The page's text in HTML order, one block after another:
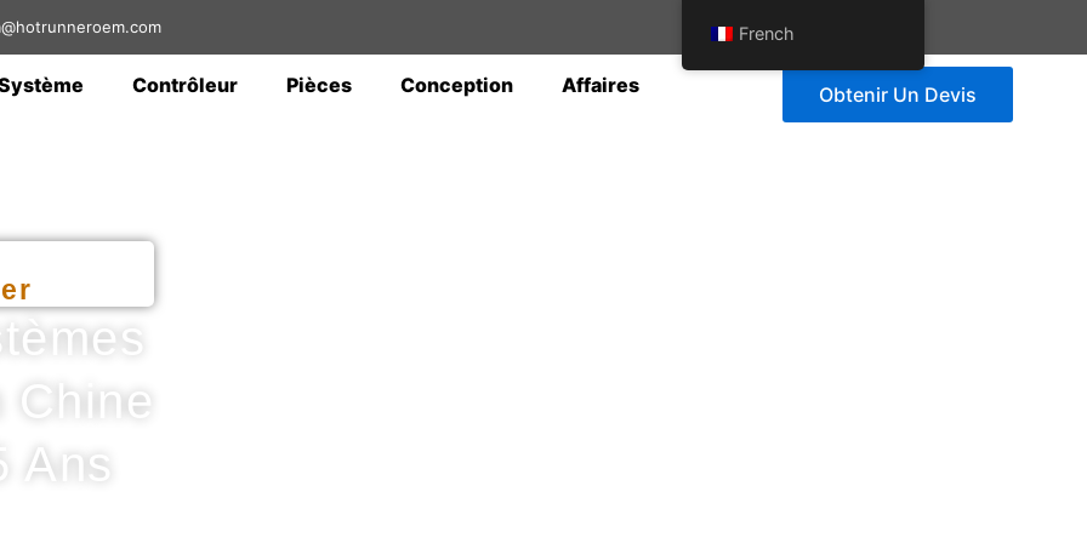
Contrôleur Pièces Conception Affaires Obtenir Un Devis
Chine
Ans
French